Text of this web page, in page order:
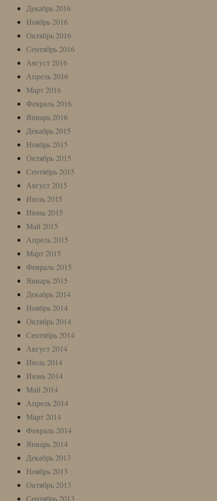
Декабрь 2016
Ноябрь 2016
Октябрь 2016
Сентябрь 2016
Август 2016
Апрель 2016
Март 2016
Февраль 2016
Январь 2016
Декабрь 2015
Ноябрь 2015
Октябрь 2015
Сентябрь 2015
Август 2015
Июль 2015
Июнь 2015
Май 2015
Апрель 2015
Март 2015
Февраль 2015
Январь 2015
Декабрь 2014
Ноябрь 2014
Октябрь 2014
Сентябрь 2014
Август 2014
Июль 2014
Июнь 2014
Май 2014
Апрель 2014
Март 2014
Февраль 2014
Январь 2014
Декабрь 2013
Ноябрь 2013
Октябрь 2013
Сентябрь 2013